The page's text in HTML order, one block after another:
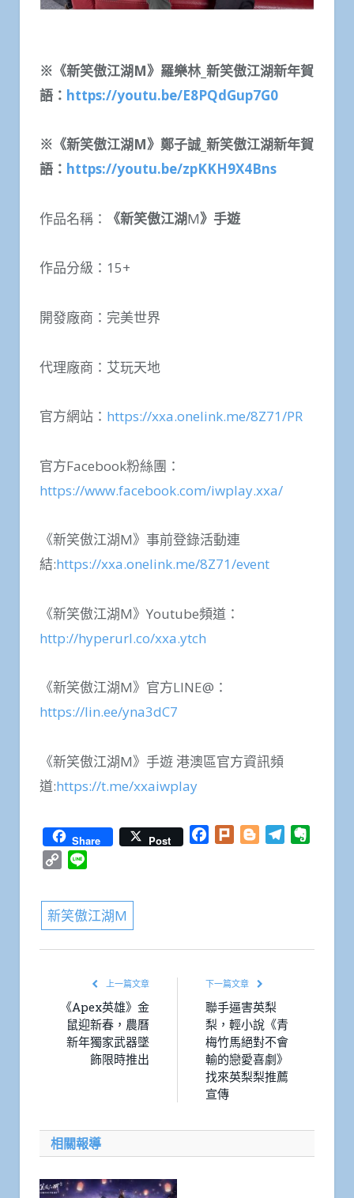
※ 《新笑傲江湖M》羅樂林 新笑傲江湖新年賀
語： https://youtu.be/E8PQdGup7G0
※ 《新笑傲江湖M》鄭子誠 新笑傲江湖新年賀
語： https://youtu.be/zpKKH9X4Bns
作品名稱： 《新笑傲江湖M》手遊
作品分級：15+
開發廠商：完美世界
代理廠商：艾玩天地
官方網站： https://xxa.onelink.me/8Z71/PR
官方Facebook粉絲團：
https://www.facebook.com/iwplay.xxa/
《新笑傲江湖M》事前登錄活動連
結:https://xxa.onelink.me/8Z71/event
《新笑傲江湖M》Youtube頻道：
http://hyperurl.co/xxa.ytch
《新笑傲江湖M》官方LINE@：
https://lin.ee/yna3dC7
《新笑傲江湖M》手遊 港澳區官方資訊頻
道:https://t.me/xxaiwplay
Share Post Facebook
Plurk BloggerTelegram
Copy
新笑傲江湖M
上一篇文章
《Apex英雄》金
鼠迎新春，農曆
新年獨家武器墜
飾限時推出
下一篇文章
聯手逼害英梨
梨，輕小說《青
梅竹馬絕對不會
輸的戀愛喜劇》
找來英梨梨推薦
宣傳
相關報導